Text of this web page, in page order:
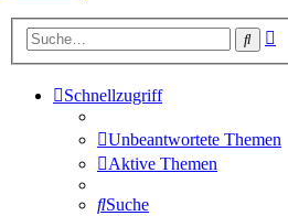
Suche
Schnellzugriff
Unbeantwortete Themen
Aktive Themen
Suche